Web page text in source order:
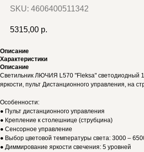
SKU: 4606400511342
5315,00 р.
Описание
Характеристики
Описание
Светильник ЛЮЧИЯ L570 "Fleksa" светодиодный
яркости, пульт Дистанционного управления, на
Особенности:
● Пульт дистанционного управления
● Крепление к столешнице (струбцина)
● Cенсорное управление
● Выбор цветовой температуры света: 3000 –
● Диммирование яркости свечения: 5 уровней